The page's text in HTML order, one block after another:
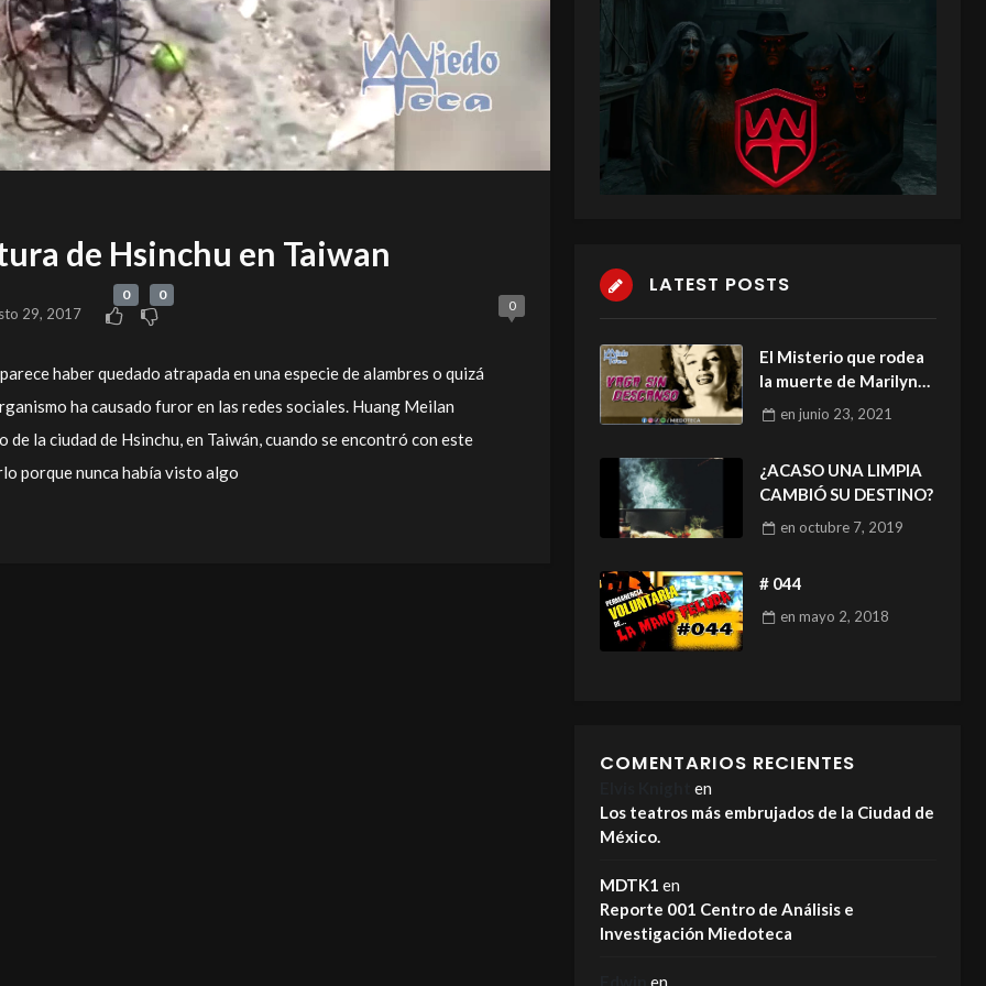
de Hsinchu en Taiwan
29, 2017
0 0
0
haber quedado atrapada en una especie de alambres o quizá
ha causado furor en las redes sociales. Huang Meilan
la ciudad de Hsinchu, en Taiwán, cuando se encontró con este
porque nunca había visto algo
LATEST POSTS
El Misterio que rodea
la muerte de Marilyn
Monroe.
enjunio 23, 2021
¿ACASO UNA LIMPIA
CAMBIÓ SU DESTINO?
en octubre 7, 2019
# 044
enmayo 2, 2018
COMENTARIOS RECIENTES
en
Los teatros más embrujados de la Ciudad de
México.
MDTK1 en
Reporte 001 Centro de Análisis e
Investigación Miedoteca
en